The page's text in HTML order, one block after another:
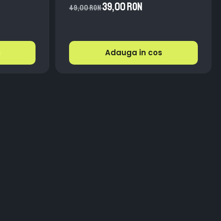
Impermeabila
49,00 RON39,00 RON
Adauga in cos